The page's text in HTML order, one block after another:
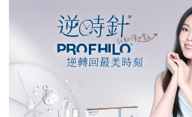
胞：幫助恢復皮下組織的飽滿感，減緩隨著年齡增長
種關鍵結構蛋白：包括 I 型、III 型、IV 型、VII
力蛋白。這種全方位的重塑效果，能讓下顎線
這就是為什麼它被暱稱為「液態電波」。電波
Profhilo 是靠「生物分子信號」啟動新生。對
能量儀器的客戶來說，這是一個非常理想的選
學：BAP 五點拉提點位解析施打 Profhilo 是一
的 BAP（Bio Aesthetic Points）五點拉提打法
管、精準對準臉部支撐結構的黃金位置： [1]
地方，需離眼睛外側至少 2 公分。能像掛鉤一
撐力。 [2] 鼻翼與瞳孔垂直線交界： 在鼻翼與
孔中線畫垂直線，兩線交交叉處作為注射點。
@aclinichttps://lin.ee/zGPja49▼詢問整形大
clinic.com/▼詢問皮膚大小事https://answer-
事https://answer-skincare.com/安瑟美膚整形
FBhttps://www.facebook.com/AnswerClinic
IGhttps://www.instagram.com/
形醫美體塑學苑https://www.facebook.com/
IGhttps://www.instagram.com/psdr_allen/安
址：臺北市大安區安和路一段113號2樓之1電